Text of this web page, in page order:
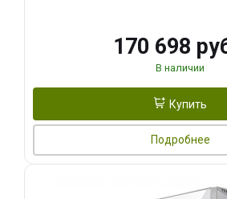
170 698
В наличии
Купить
Подробнее